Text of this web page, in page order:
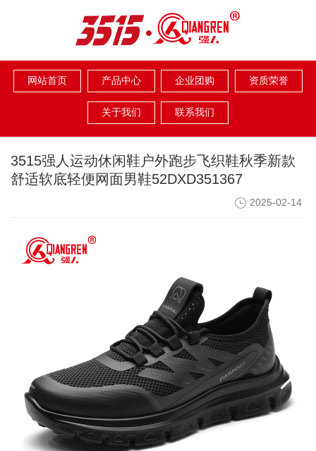
网站首页 产品中心 企业团购 资质荣誉
关于我们 联系我们
3515强人运动休闲鞋户外跑步飞织鞋秋季新款
舒适软底轻便网面男鞋52DXD351367
2025-02-14